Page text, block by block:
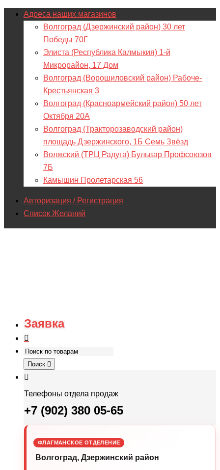
Адреса наших магазинов
Волгоград (Дзержинский район) 30 лет
Победы 70Г
Элиста (Республика Калмыкия) 1-й
Микрорайон, 17 Дом
Волгоград (Ворошиловский район) Рабоче-
Крестьянская 3
Волгоград (Красноармейский район) 50 лет
Октября 20А
Волгоград (Тракторозаводский район)
площадь Дзержинского, 1Б Семь Звёзд
Волжский (ТРЦ Радуга) Бульвар Профсоюзов
7Б
Камышин Пролетарская 56
Авторизация / Регистрация
Список Желаний
Заявка
Поиск
Телефоны отдела продаж
+7 (902) 380 05-65
ФЛАГМАНСКОЕ ОТДЕЛЕНИЕ
Волгоград, Дзержинский район